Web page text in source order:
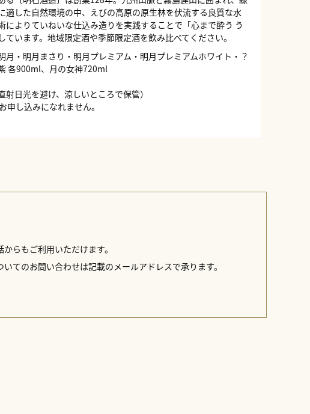
適した自然環境の中、えびの高原の原生林を伏流する良質な水
によりていねいな仕込み造りを実践することで「心まで酔う う
ています。地域限定酒や季節限定酒を飲み比べてください。
月・明月まさり・明月プレミアム・明月プレミアムホワイト・？
各900ml、月の女神720ml
射日光を避け、涼しいところで保管）
し込みになれません。
らもご利用いただけます。
てのお問い合わせは記載のメールアドレスで承ります。